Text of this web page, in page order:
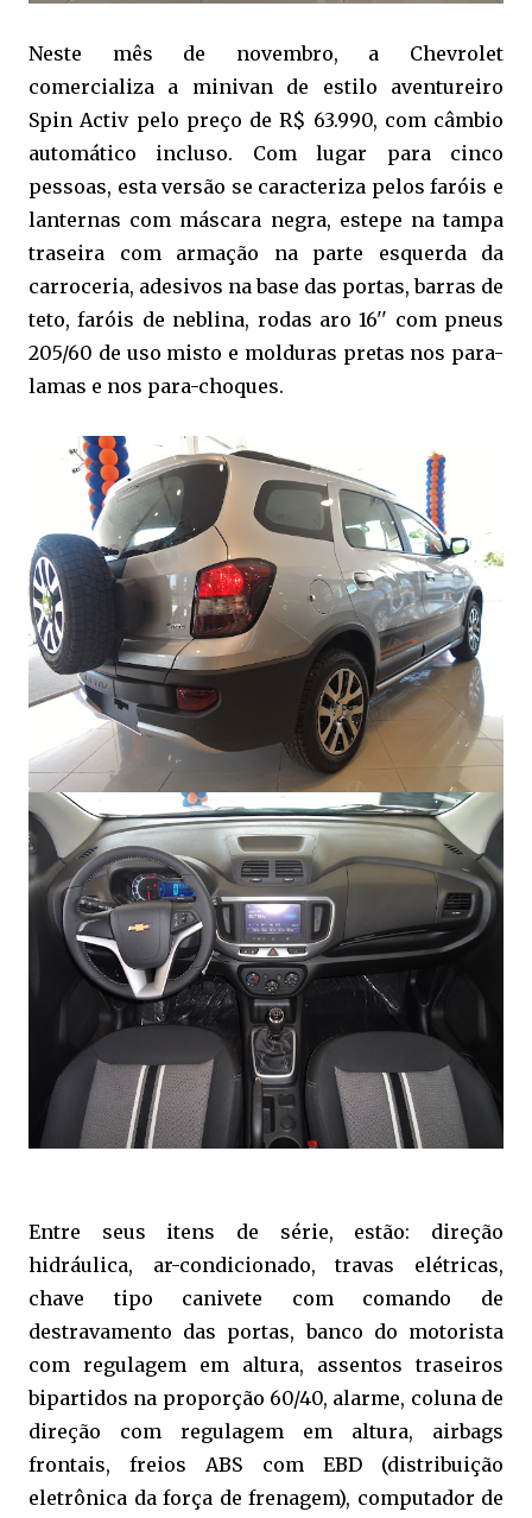
Neste mês de novembro, a Chevrolet
comercializa a minivan de estilo aventureiro
Spin Activ pelo preço de R$ 63.990, com câmbio
automático incluso. Com lugar para cinco
pessoas, esta versão se caracteriza pelos faróis e
lanternas com máscara negra, estepe na tampa
traseira com armação na parte esquerda da
carroceria, adesivos na base das portas, barras de
teto, faróis de neblina, rodas aro 16'' com pneus
205/60 de uso misto e molduras pretas nos para-
lamas e nos para-choques.
Entre seus itens de série, estão: direção
hidráulica, ar-condicionado, travas elétricas,
chave tipo canivete com comando de
destravamento das portas, banco do motorista
com regulagem em altura, assentos traseiros
bipartidos na proporção 60/40, alarme, coluna de
direção com regulagem em altura, airbags
frontais, freios ABS com EBD (distribuição
eletrônica da força de frenagem), computador de